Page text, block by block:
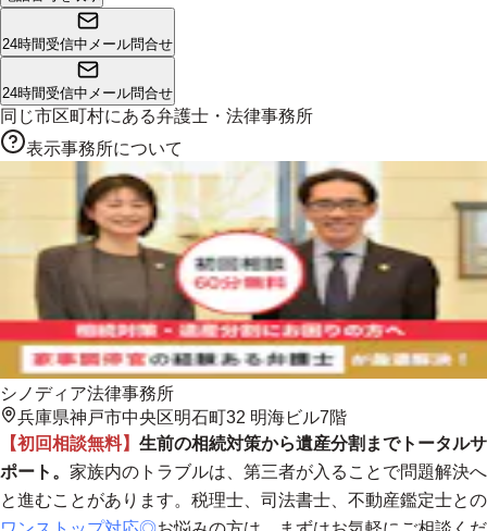
24時間受信中 メール問合せ
24時間受信中 メール問合せ
同じ市区町村にある弁護士・法律事務所
表示事務所について
シノディア法律事務所
兵庫県神戸市中央区明石町32 明海ビル7階
【初回相談無料】 生前の相続対策から遺産分割までトータルサ
ポート。 家族内のトラブルは、第三者が入ることで問題解決へ
と進むことがあります。税理士、司法書士、不動産鑑定士との